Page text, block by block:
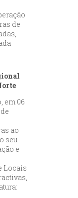
de
em 06
ao
seu
e
Locais